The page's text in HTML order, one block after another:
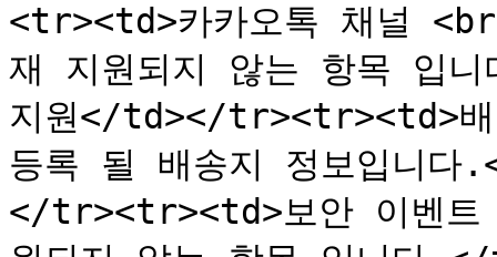
<tr><td>카카오톡 채널
재 지원되지 않는 항목 입
지원</td></tr><tr><td>배
등록 될 배송지 정보입니
</tr><tr><td>보안 이벤트